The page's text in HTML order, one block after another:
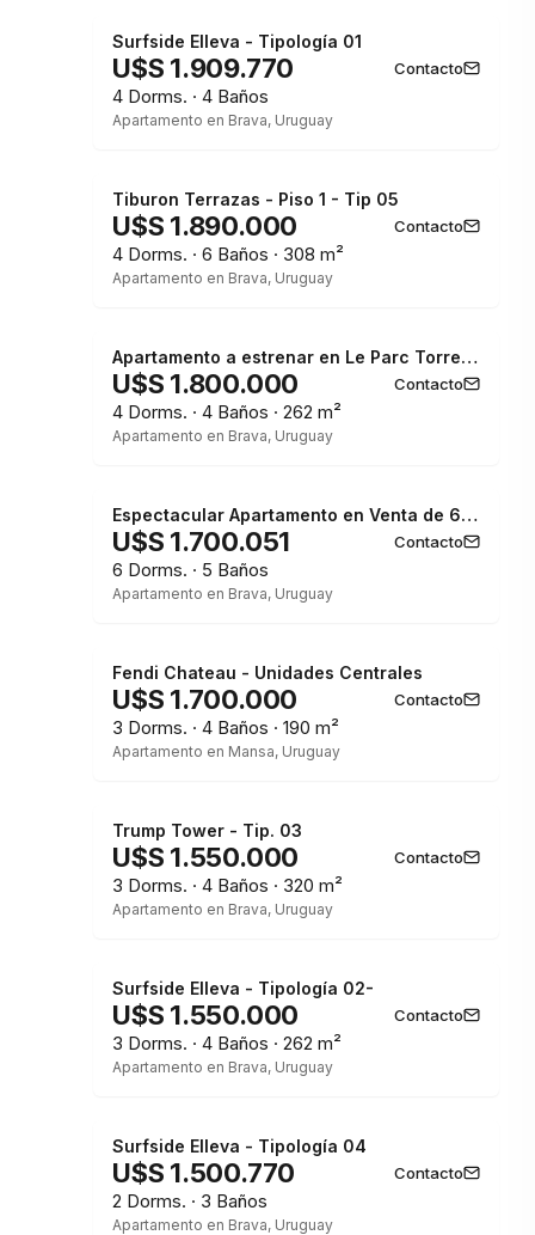
Surfside Elleva - Tipología 01
U$S 1.909.770 Contacto
4 Dorms. · 4 Baños
Apartamento en Brava, Uruguay
Tiburon Terrazas - Piso 1 - Tip 05
U$S 1.890.000 Contacto
4 Dorms. · 6 Baños · 308 m²
Apartamento en Brava, Uruguay
Apartamento a estrenar en Le Parc Torre IV - Playa Brava
U$S 1.800.000 Contacto
4 Dorms. · 4 Baños · 262 m²
Apartamento en Brava, Uruguay
Espectacular Apartamento en Venta de 6 Dormitorios 6 Cocheras Increible Terraza con Piscina Privada
U$S 1.700.051 Contacto
6 Dorms. · 5 Baños
Apartamento en Brava, Uruguay
Fendi Chateau - Unidades Centrales
U$S 1.700.000 Contacto
3 Dorms. · 4 Baños · 190 m²
Apartamento en Mansa, Uruguay
Trump Tower - Tip. 03
U$S 1.550.000 Contacto
3 Dorms. · 4 Baños · 320 m²
Apartamento en Brava, Uruguay
Surfside Elleva - Tipología 02-
U$S 1.550.000 Contacto
3 Dorms. · 4 Baños · 262 m²
Apartamento en Brava, Uruguay
Surfside Elleva - Tipología 04
U$S 1.500.770 Contacto
2 Dorms. · 3 Baños
Apartamento en Brava, Uruguay